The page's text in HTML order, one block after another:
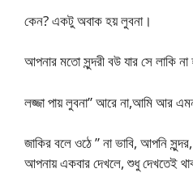
কেন? একটু অবাক হয় লুবনা।
আপনার মতো সুন্দরী বউ যার সে লাকি
লজ্জা পায় লুবনা” আরে না,আমি আর
জাকির বলে ওঠে ” না ভাবি, আপনি
আপনায় একবার দেখলে, শুধু দেখতেই